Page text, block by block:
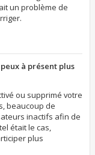
un problème de
à présent plus
ou supprimé votre
beaucoup de
inactifs afin de
était le cas,
plus